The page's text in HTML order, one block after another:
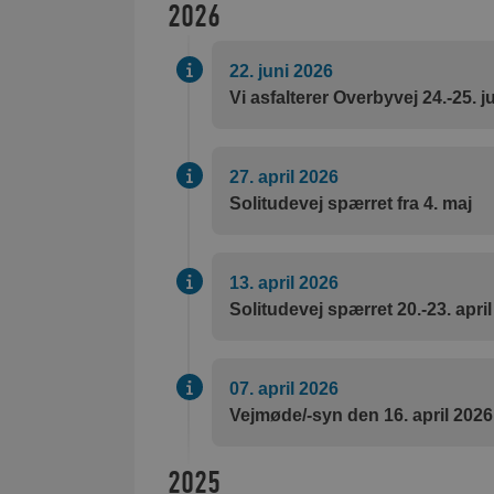
2026
22. juni 2026
Vi asfalterer Overbyvej 24.-25.
27. april 2026
Solitudevej spærret fra 4. maj
13. april 2026
Solitudevej spærret 20.-23. april
07. april 2026
Vejmøde/-syn den 16. april 2026
2025